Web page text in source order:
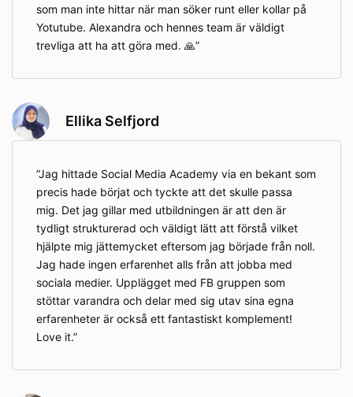
som man inte hittar när man söker runt eller kollar på
Yotutube. Alexandra och hennes team är väldigt
trevliga att ha att göra med. 🙏
Ellika Selfjord
Jag hittade Social Media Academy via en bekant som
precis hade börjat och tyckte att det skulle passa
mig. Det jag gillar med utbildningen är att den är
tydligt strukturerad och väldigt lätt att förstå vilket
hjälpte mig jättemycket eftersom jag började från noll.
Jag hade ingen erfarenhet alls från att jobba med
sociala medier. Upplägget med FB gruppen som
stöttar varandra och delar med sig utav sina egna
erfarenheter är också ett fantastiskt komplement!
Love it.